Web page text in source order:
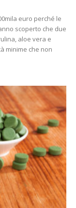
euro perché le
scoperto che due
aloe vera e
minime che non